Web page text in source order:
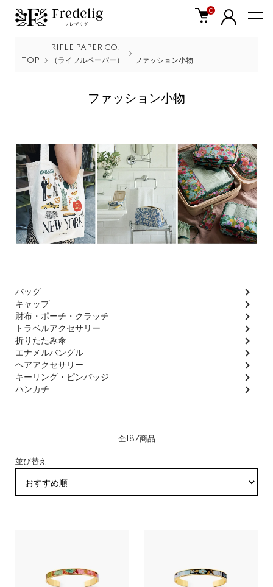
0
TOP
RIFLE PAPER CO.
（ライフルペーパー）
ファッション小物
ファッション小物
グループ一覧
バッグ
キャップ
財布・ポーチ・クラッチ
トラベルアクセサリー
折りたたみ傘
エナメルバングル
ヘアアクセサリー
キーリング・ピンバッジ
ハンカチ
全187商品
並び替え